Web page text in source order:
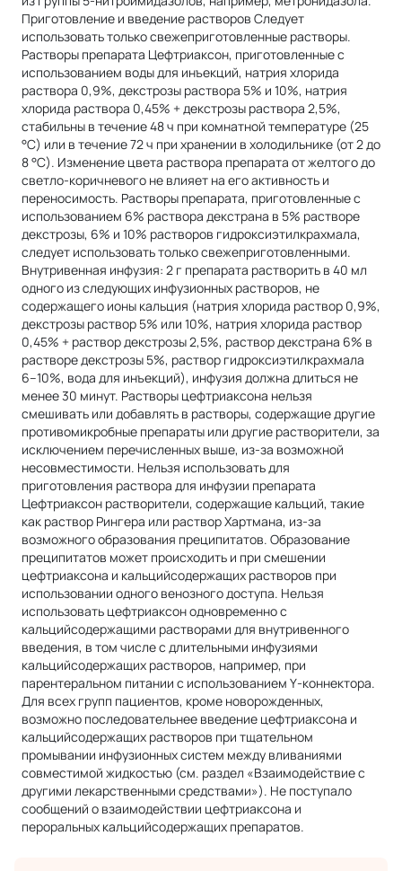
Приготовление и введение растворов Следует
использовать только свежеприготовленные растворы.
Растворы препарата Цефтриаксон, приготовленные с
использованием воды для инъекций, натрия хлорида
раствора 0,9%, декстрозы раствора 5% и 10%, натрия
хлорида раствора 0,45% + декстрозы раствора 2,5%,
стабильны в течение 48 ч при комнатной температуре (25
°C) или в течение 72 ч при хранении в холодильнике (от 2 до
8 °C). Изменение цвета раствора препарата от желтого до
светло-коричневого не влияет на его активность и
переносимость. Растворы препарата, приготовленные с
использованием 6% раствора декстрана в 5% растворе
декстрозы, 6% и 10% растворов гидроксиэтилкрахмала,
следует использовать только свежеприготовленными.
Внутривенная инфузия: 2 г препарата растворить в 40 мл
одного из следующих инфузионных растворов, не
содержащего ионы кальция (натрия хлорида раствор 0,9%,
декстрозы раствор 5% или 10%, натрия хлорида раствор
0,45% + раствор декстрозы 2,5%, раствор декстрана 6% в
растворе декстрозы 5%, раствор гидроксиэтилкрахмала
6–10%, вода для инъекций), инфузия должна длиться не
менее 30 минут. Растворы цефтриаксона нельзя
смешивать или добавлять в растворы, содержащие другие
противомикробные препараты или другие растворители, за
исключением перечисленных выше, из-за возможной
несовместимости. Нельзя использовать для
приготовления раствора для инфузии препарата
Цефтриаксон растворители, содержащие кальций, такие
как раствор Рингера или раствор Хартмана, из‑за
возможного образования преципитатов. Образование
преципитатов может происходить и при смешении
цефтриаксона и кальцийсодержащих растворов при
использовании одного венозного доступа. Нельзя
использовать цефтриаксон одновременно с
кальцийсодержащими растворами для внутривенного
введения, в том числе с длительными инфузиями
кальцийсодержащих растворов, например, при
парентеральном питании с использованием Y‑коннектора.
Для всех групп пациентов, кроме новорожденных,
возможно последовательнее введение цефтриаксона и
кальцийсодержащих растворов при тщательном
промывании инфузионных систем между вливаниями
совместимой жидкостью (см. раздел «Взаимодействие с
другими лекарственными средствами»). Не поступало
сообщений о взаимодействии цефтриаксона и
пероральных кальцийсодержащих препаратов.